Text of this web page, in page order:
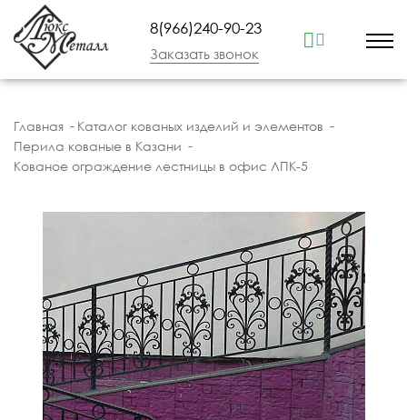
8(966)240-90-23
Заказать звонок
Главная
Каталог кованых изделий и элементов
Перила кованые в Казани
Кованое ограждение лестницы в офис ЛПК-5